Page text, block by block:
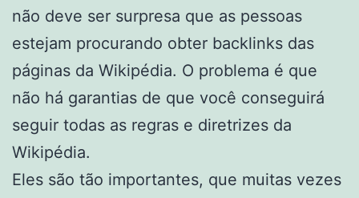
não deve ser surpresa que as pessoas
estejam procurando obter backlinks das
páginas da Wikipédia. O problema é que
não há garantias de que você conseguirá
seguir todas as regras e diretrizes da
Wikipédia.
Eles são tão importantes, que muitas vezes